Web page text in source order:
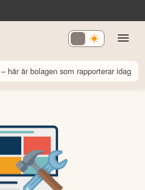
här är bolagen som rapporterar idag